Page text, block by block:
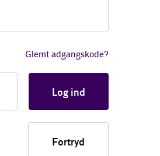
Glemt adgangskode?
Log ind
Fortryd